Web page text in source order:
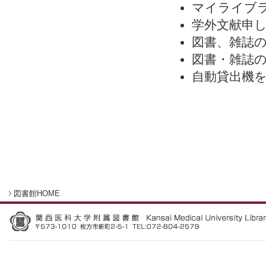
マイライブ
学外文献申
図書、雑誌
図書・雑誌
自動貸出機
図書館HOME